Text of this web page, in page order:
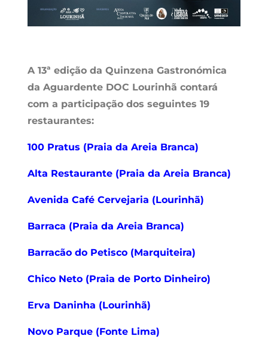
A 13ª edição da Quinzena Gastronómica
da Aguardente DOC Lourinhã contará
com a participação dos seguintes 19
restaurantes:
100 Pratus (Praia da Areia Branca)
Alta Restaurante (Praia da Areia Branca)
Avenida Café Cervejaria (Lourinhã)
Barraca (Praia da Areia Branca)
Barracão do Petisco (Marquiteira)
Chico Neto (Praia de Porto Dinheiro)
Erva Daninha (Lourinhã)
Novo Parque (Fonte Lima)